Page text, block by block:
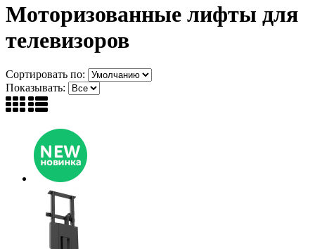
Моторизованные лифты для
телевизоров
Сортировать по:
Показывать: